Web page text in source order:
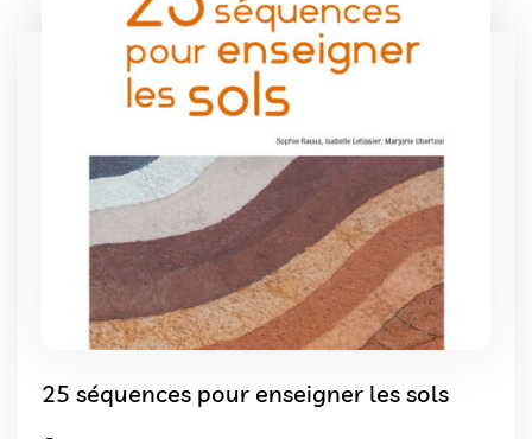
25 séquences pour enseigner les sols